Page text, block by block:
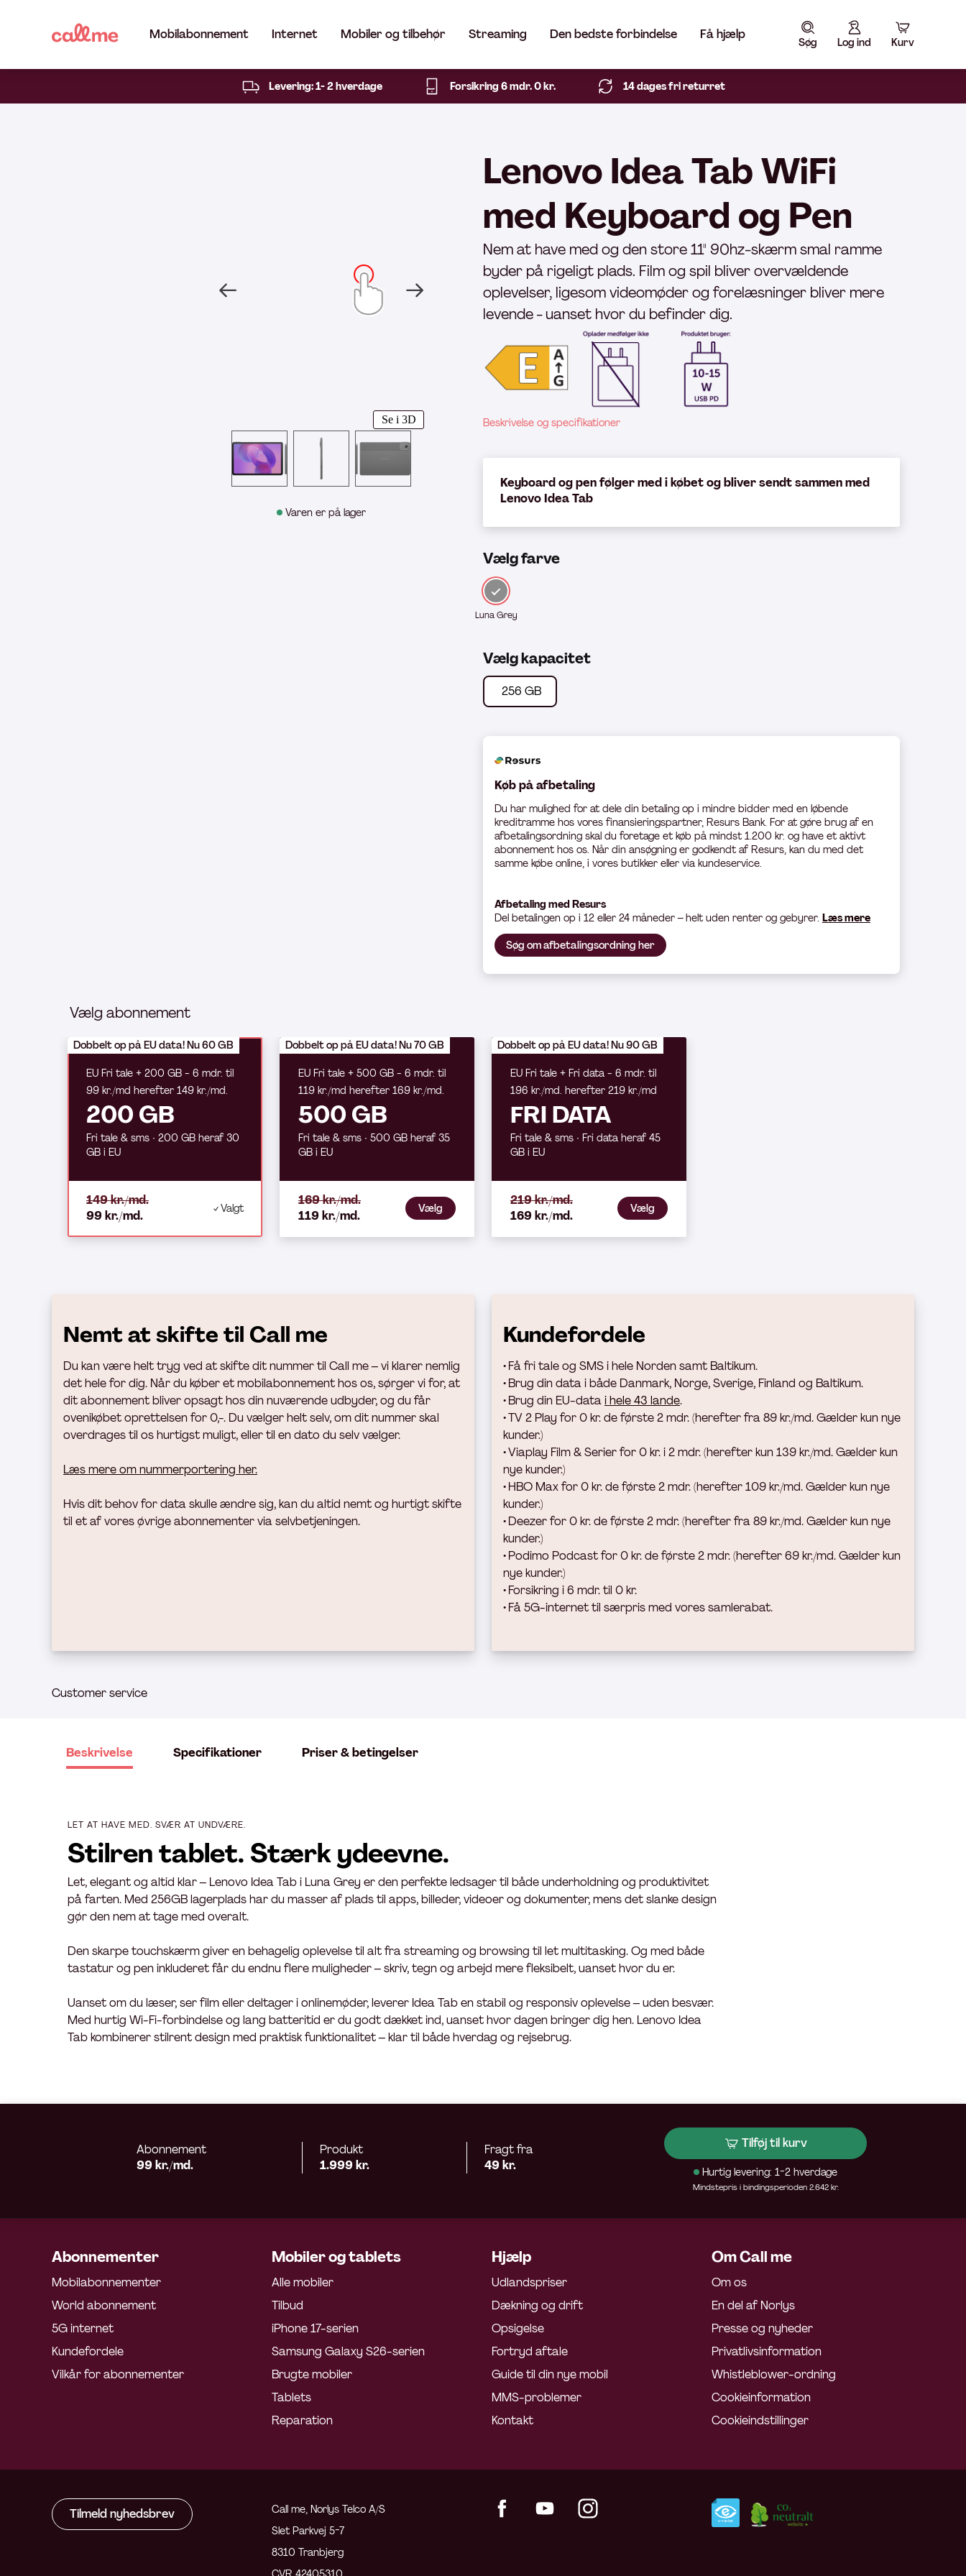
Mobilabonnement Internet Mobiler og tilbehør Streaming Den bedste forbindelse Få hjælp
Søg Log ind Kurv
Levering: 1- 2 hverdage Forsikring 6 mdr. 0 kr. 14 dages fri returret
Se i 3D
Varen er på lager
Lenovo Idea Tab WiFi
med Keyboard og Pen
Nem at have med og den store 11" 90hz-skærm smal ramme
byder på rigeligt plads. Film og spil bliver overvældende
oplevelser, ligesom videomøder og forelæsninger bliver mere
levende - uanset hvor du befinder dig.
Beskrivelse og specifikationer
Keyboard og pen følger med i købet og bliver sendt sammen med
Lenovo Idea Tab
Vælg farve
Luna Grey
Vælg kapacitet
256 GB
Køb på afbetaling
Du har mulighed for at dele din betaling op i mindre bidder med en løbende
kreditramme hos vores finansieringspartner, Resurs Bank. For at gøre brug af en
afbetalingsordning skal du foretage et køb på mindst 1.200 kr. og have et aktivt
abonnement hos os. Når din ansøgning er godkendt af Resurs, kan du med det
samme købe online, i vores butikker eller via kundeservice.
Afbetaling med Resurs
Del betalingen op i 12 eller 24 måneder – helt uden renter og gebyrer. Læs mere
Søg om afbetalingsordning her
Vælg abonnement
Dobbelt op på EU data! Nu 60 GB
EU Fri tale + 200 GB - 6 mdr. til
99 kr./md herefter 149 kr./md.
200 GB
Fri tale & sms ∙ 200 GB heraf 30
GB i EU
149 kr./md.
99 kr./md.
Valgt
Dobbelt op på EU data! Nu 70 GB
EU Fri tale + 500 GB - 6 mdr. til
119 kr./md herefter 169 kr./md.
500 GB
Fri tale & sms ∙ 500 GB heraf 35
GB i EU
169 kr./md.
119 kr./md.
Vælg
Dobbelt op på EU data! Nu 90 GB
EU Fri tale + Fri data - 6 mdr. til
196 kr./md. herefter 219 kr./md
FRI DATA
Fri tale & sms ∙ Fri data heraf 45
GB i EU
219 kr./md.
169 kr./md.
Vælg
Nemt at skifte til Call me
Du kan være helt tryg ved at skifte dit nummer til Call me – vi klarer nemlig
det hele for dig. Når du køber et mobilabonnement hos os, sørger vi for, at
dit abonnement bliver opsagt hos din nuværende udbyder, og du får
ovenikøbet oprettelsen for 0,-. Du vælger helt selv, om dit nummer skal
overdrages til os hurtigst muligt, eller til en dato du selv vælger.
Læs mere om nummerportering her.
Hvis dit behov for data skulle ændre sig, kan du altid nemt og hurtigt skifte
til et af vores øvrige abonnementer via selvbetjeningen.
Kundefordele
• Få fri tale og SMS i hele Norden samt Baltikum.
• Brug din datai både Danmark, Norge, Sverige, Finland og Baltikum.
• Brug din EU-datai hele 43 lande.
• TV 2 Play for 0 kr. de første 2 mdr. (herefter fra 89 kr./md. Gælder kun nye
kunder.)
• Viaplay Film & Serier for 0 kr. i 2 mdr. (herefter kun 139 kr./md. Gælder kun
nye kunder.)
• HBO Max for 0 kr. de første 2 mdr. (herefter 109 kr./md. Gælder kun nye
kunder.)
• Deezer for 0 kr. de første 2 mdr. (herefter fra 89 kr./md. Gælder kun nye
kunder.)
• Podimo Podcast for 0 kr. de første 2 mdr. (herefter 69 kr./md. Gælder kun
nye kunder.)
• Forsikring i 6 mdr. til 0 kr.
• Få 5G-internet til særpris med vores samlerabat.
Customer service
Beskrivelse Specifikationer Priser & betingelser
LET AT HAVE MED. SVÆR AT UNDVÆRE.
Stilren tablet. Stærk ydeevne.
Let, elegant og altid klar – Lenovo Idea Tab i Luna Grey er den perfekte ledsager til både underholdning og produktivitet
på farten. Med 256GB lagerplads har du masser af plads til apps, billeder, videoer og dokumenter, mens det slanke design
gør den nem at tage med overalt.
Den skarpe touchskærm giver en behagelig oplevelse til alt fra streaming og browsing til let multitasking. Og med både
tastatur og pen inkluderet får du endnu flere muligheder – skriv, tegn og arbejd mere fleksibelt, uanset hvor du er.
Uanset om du læser, ser film eller deltager i onlinemøder, leverer Idea Tab en stabil og responsiv oplevelse – uden besvær.
Med hurtig Wi-Fi-forbindelse og lang batteritid er du godt dækket ind, uanset hvor dagen bringer dig hen. Lenovo Idea
Tab kombinerer stilrent design med praktisk funktionalitet – klar til både hverdag og rejsebrug.
Abonnement
99 kr./md.
Produkt
1.999 kr.
Fragt fra
49 kr.
Tilføj til kurv
Hurtig levering: 1-2 hverdage
Mindstepris i bindingsperioden 2.642 kr.
Abonnementer
Mobilabonnementer
World abonnement
5G internet
Kundefordele
Vilkår for abonnementer
Mobiler og tablets
Alle mobiler
Tilbud
iPhone 17-serien
Samsung Galaxy S26-serien
Brugte mobiler
Tablets
Reparation
Hjælp
Udlandspriser
Dækning og drift
Opsigelse
Fortryd aftale
Guide til din nye mobil
MMS-problemer
Kontakt
Om Call me
Om os
En del af Norlys
Presse og nyheder
Privatlivsinformation
Whistleblower-ordning
Cookieinformation
Cookieindstillinger
Tilmeld nyhedsbrev
Call me, Norlys Telco A/S
Slet Parkvej 5-7
8310 Tranbjerg